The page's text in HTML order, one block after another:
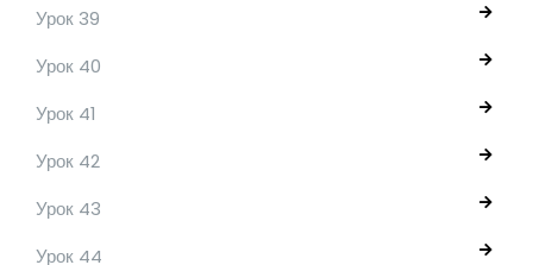
Урок 39
Урок 40
Урок 41
Урок 42
Урок 43
Урок 44